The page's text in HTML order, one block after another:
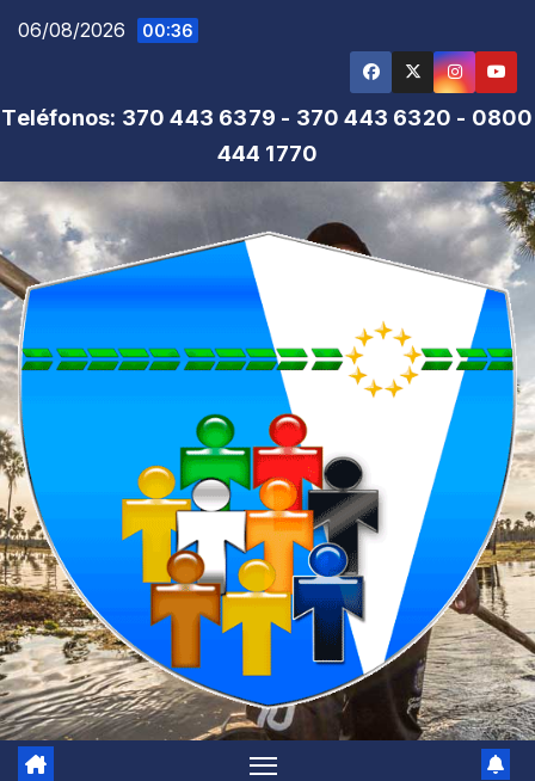
Saltar
06/08/2026 00:36
Teléfonos: 370 443 6379 - 370 443 6320 - 0800
444 1770